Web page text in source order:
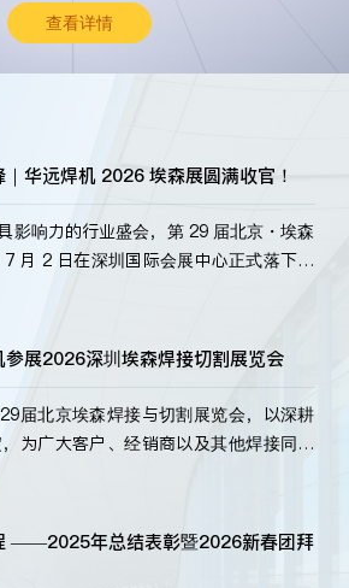
查看详情
华远焊机 2026 埃森展圆满收官！
影响力的行业盛会，第 29 届北京・埃森
月 2 日在深圳国际会展中心正式落下帷
产品、新技术。新老客户、行业伙伴、
发布的新产…
展2026深圳埃森焊接切割展览会
届北京埃森焊接与切割展览会，以深耕
为广大客户、经销商以及其他焊接同仁
——2025年总结表彰暨2026新春团拜